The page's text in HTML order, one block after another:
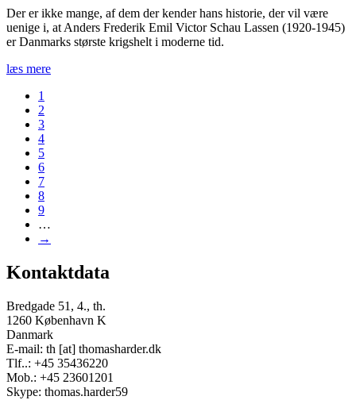
Der er ikke mange, af dem der kender hans historie, der vil være
uenige i, at Anders Frederik Emil Victor Schau Lassen (1920-1945)
er Danmarks største krigshelt i moderne tid.
læs mere
1
2
3
4
5
6
7
8
9
…
→
Kontaktdata
Bredgade 51, 4., th.
1260 København K
Danmark
E-mail: th [at] thomasharder.dk
Tlf..: +45 35436220
Mob.: +45 23601201
Skype: thomas.harder59